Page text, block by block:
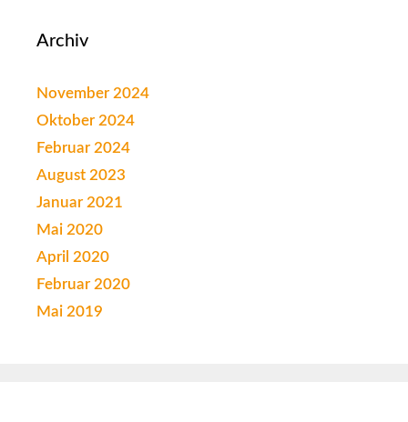
Archiv
November 2024
Oktober 2024
Februar 2024
August 2023
Januar 2021
Mai 2020
April 2020
Februar 2020
Mai 2019